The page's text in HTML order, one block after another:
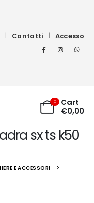
Contatti Accesso
0
Cart
€0,00
sx ts k50
E ACCESSORI